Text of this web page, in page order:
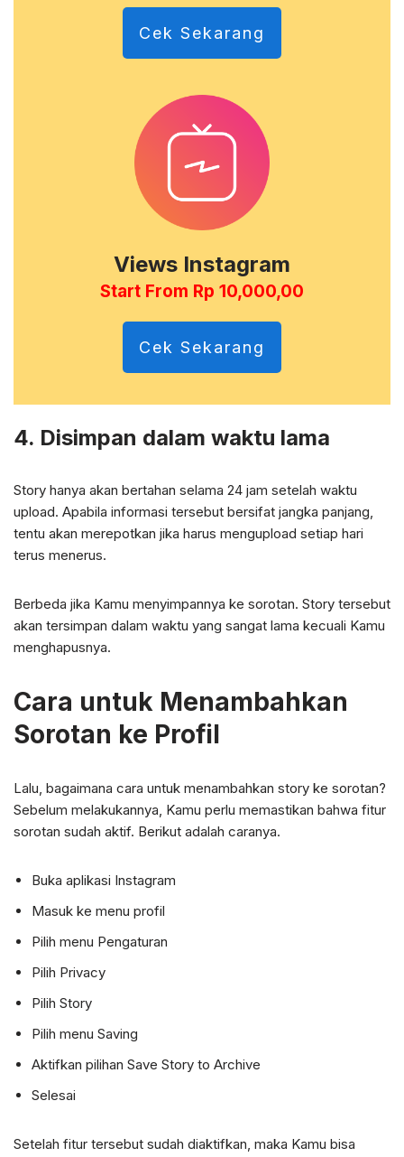
Cek Sekarang
Views Instagram
Start From Rp 10,000,00
Cek Sekarang
4. Disimpan dalam waktu lama
Story hanya akan bertahan selama 24 jam setelah waktu
upload. Apabila informasi tersebut bersifat jangka panjang,
tentu akan merepotkan jika harus mengupload setiap hari
terus menerus.
Berbeda jika Kamu menyimpannya ke sorotan. Story tersebut
akan tersimpan dalam waktu yang sangat lama kecuali Kamu
menghapusnya.
Cara untuk Menambahkan
Sorotan ke Profil
Lalu, bagaimana cara untuk menambahkan story ke sorotan?
Sebelum melakukannya, Kamu perlu memastikan bahwa fitur
sorotan sudah aktif. Berikut adalah caranya.
Buka aplikasi Instagram
Masuk ke menu profil
Pilih menu Pengaturan
Pilih Privacy
Pilih Story
Pilih menu Saving
Aktifkan pilihan Save Story to Archive
Selesai
Setelah fitur tersebut sudah diaktifkan, maka Kamu bisa